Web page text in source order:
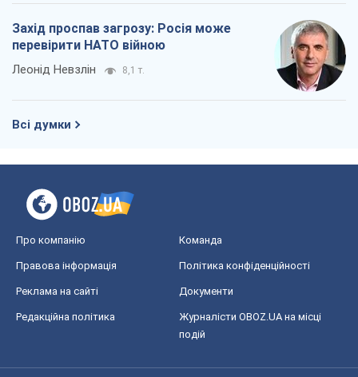
Захід проспав загрозу: Росія може
перевірити НАТО війною
Леонід Невзлін 8,1 т.
Всі думки
Про компанію Команда
Правова інформація Політика конфіденційності
Реклама на сайті Документи
Редакційна політика
Журналісти OBOZ.UA на місці
подій